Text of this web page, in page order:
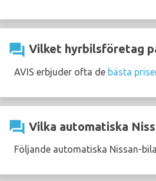
question_answer Vilket hyrbilsföretag
AVIS erbjuder ofta de bästa
question_answer Vilka automatiska
Följande automatiska Nissan-